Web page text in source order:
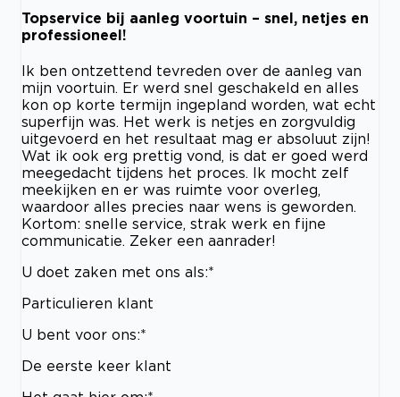
Topservice bij aanleg voortuin – snel, netjes en
professioneel!
Ik ben ontzettend tevreden over de aanleg van
mijn voortuin. Er werd snel geschakeld en alles
kon op korte termijn ingepland worden, wat echt
superfijn was. Het werk is netjes en zorgvuldig
uitgevoerd en het resultaat mag er absoluut zijn!
Wat ik ook erg prettig vond, is dat er goed werd
meegedacht tijdens het proces. Ik mocht zelf
meekijken en er was ruimte voor overleg,
waardoor alles precies naar wens is geworden.
Kortom: snelle service, strak werk en fijne
communicatie. Zeker een aanrader!
U doet zaken met ons als:*
Particulieren klant
U bent voor ons:*
De eerste keer klant